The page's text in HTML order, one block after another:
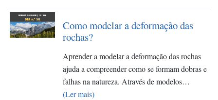
Como modelar a deformação das
rochas?​
Aprender a modelar a deformação das rochas
ajuda a compreender como se formam dobras e
falhas na natureza. Através de modelos…
(Ler mais)